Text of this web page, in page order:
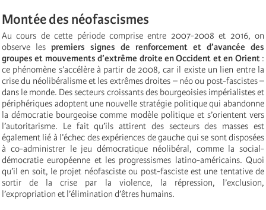
Montée des néofascismes
Au cours de cette période comprise entre 2007-2008 et 2016, on
observe les premiers signes de renforcement et d’avancée des
groupes et mouvements d’extrême droite en Occident et en Orient :
ce phénomène s’accélère à partir de 2008, car il existe un lien entre la
crise du néolibéralisme et les extrêmes droites – néo ou post-fascistes –
dans le monde. Des secteurs croissants des bourgeoisies impérialistes et
périphériques adoptent une nouvelle stratégie politique qui abandonne
la démocratie bourgeoise comme modèle politique et s’orientent vers
l’autoritarisme. Le fait qu’ils attirent des secteurs des masses est
également lié à l’échec des expériences de gauche qui se sont disposées
à co-administrer le jeu démocratique néolibéral, comme la social-
démocratie européenne et les progressismes latino-américains. Quoi
qu’il en soit, le projet néofasciste ou post-fasciste est une tentative de
sortir de la crise par la violence, la répression, l’exclusion,
l’expropriation et l’élimination d’êtres humains.